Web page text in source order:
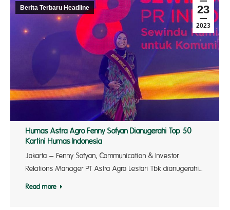
23
2023
Berita Terbaru Headline
Humas Astra Agro Fenny Sofyan Dianugerahi Top 50
Kartini Humas Indonesia
Jakarta – Fenny Sofyan, Communication & Investor
Relations Manager PT Astra Agro Lestari Tbk dianugerahi…
Read more